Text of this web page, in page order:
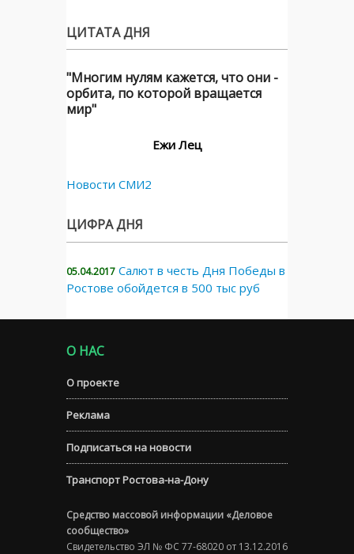
ЦИТАТА ДНЯ
"Многим нулям кажется, что они -
орбита, по которой вращается
мир"
Ежи Лец
Новости СМИ2
ЦИФРА ДНЯ
05.04.2017 Салют в честь Дня Победы в
Ростове обойдется в 500 тыс руб
О НАС
О проекте
Реклама
Подписаться на новости
Транспорт Ростова-на-Дону
Средство массовой информации «Деловое
сообщество»
Свидетельство ЭЛ № ФС 77-68020 от 13.12.2016